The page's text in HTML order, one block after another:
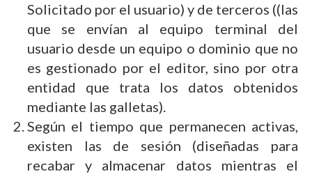
Solicitado por el usuario) y de terceros ((las
que se envían al equipo terminal del
usuario desde un equipo o dominio que no
es gestionado por el editor, sino por otra
entidad que trata los datos obtenidos
mediante las galletas).
Según el tiempo que permanecen activas,
existen las de sesión (diseñadas para
recabar y almacenar datos mientras el